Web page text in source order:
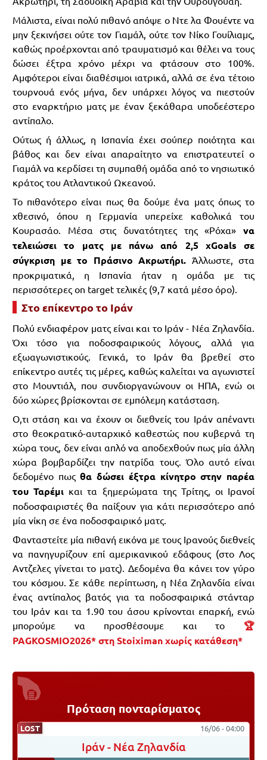
Μάλιστα, είναι πολύ πιθανό απόψε ο Ντε λα Φουέντε να
μην ξεκινήσει ούτε τον Γιαμάλ, ούτε τον Νίκο Γουίλιαμς,
καθώς προέρχονται από τραυματισμό και θέλει να τους
δώσει έξτρα χρόνο μέχρι να φτάσουν στο 100%.
Αμφότεροι είναι διαθέσιμοι ιατρικά, αλλά σε ένα τέτοιο
τουρνουά ενός μήνα, δεν υπάρχει λόγος να πιεστούν
στο εναρκτήριο ματς με έναν ξεκάθαρα υποδεέστερο
αντίπαλο.
Ούτως ή άλλως, η Ισπανία έχει σούπερ ποιότητα και
βάθος και δεν είναι απαραίτητο να επιστρατευτεί ο
Γιαμάλ να κερδίσει τη συμπαθή ομάδα από το νησιωτικό
κράτος του Ατλαντικού Ωκεανού.
Το πιθανότερο είναι πως θα δούμε ένα ματς όπως το
χθεσινό, όπου η Γερμανία υπερείχε καθολικά του
Κουρασάο. Μέσα στις δυνατότητες της «Ρόχα» να
τελειώσει το ματς με πάνω από 2,5 xGoals σε
σύγκριση με το Πράσινο Ακρωτήρι. Άλλωστε, στα
προκριματικά, η Ισπανία ήταν η ομάδα με τις
περισσότερες on target τελικές (9,7 κατά μέσο όρο).
Στο επίκεντρο το Ιράν
Πολύ ενδιαφέρον ματς είναι και το Ιράν - Νέα Ζηλανδία.
Όχι τόσο για ποδοσφαιρικούς λόγους, αλλά για
εξωαγωνιστικούς. Γενικά, το Ιράν θα βρεθεί στο
επίκεντρο αυτές τις μέρες, καθώς καλείται να αγωνιστεί
στο Μουντιάλ, που συνδιοργανώνουν οι ΗΠΑ, ενώ οι
δύο χώρες βρίσκονται σε εμπόλεμη κατάσταση.
Ο,τι στάση και να έχουν οι διεθνείς του Ιράν απέναντι
στο θεοκρατικό-αυταρχικό καθεστώς που κυβερνά τη
χώρα τους, δεν είναι απλό να αποδεχθούν πως μία άλλη
χώρα βομβαρδίζει την πατρίδα τους. Όλο αυτό είναι
δεδομένο πωςθα δώσει έξτρα κίνητρο στην παρέα
του Ταρέμι και τα ξημερώματα της Τρίτης, οι Ιρανοί
ποδοσφαιριστές θα παίξουν για κάτι περισσότερο από
μία νίκη σε ένα ποδοσφαιρικό ματς.
Φανταστείτε μία πιθανή εικόνα με τους Ιρανούς διεθνείς
να πανηγυρίζουν επί αμερικανικού εδάφους (στο Λος
Αντζελες γίνεται το ματς). Δεδομένα θα κάνει τον γύρο
του κόσμου. Σε κάθε περίπτωση, η Νέα Ζηλανδία είναι
ένας αντίπαλος βατός για τα ποδοσφαιρικά στάνταρ
του Ιράν και τα 1.90 του άσου κρίνονται επαρκή, ενώ
μπορούμε να προσθέσουμε και το 🏆
PAGKOSMIO2026* στη Stoiximan χωρίς κατάθεση*
Πρόταση πονταρίσματος
LOST 16/06 - 04:00
Ιράν- Νέα Ζηλανδία